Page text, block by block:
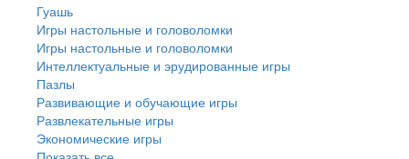
Гуашь
Игры настольные и головоломки
Игры настольные и головоломки
Интеллектуальные и эрудированные игры
Пазлы
Развивающие и обучающие игры
Развлекательные игры
Экономические игры